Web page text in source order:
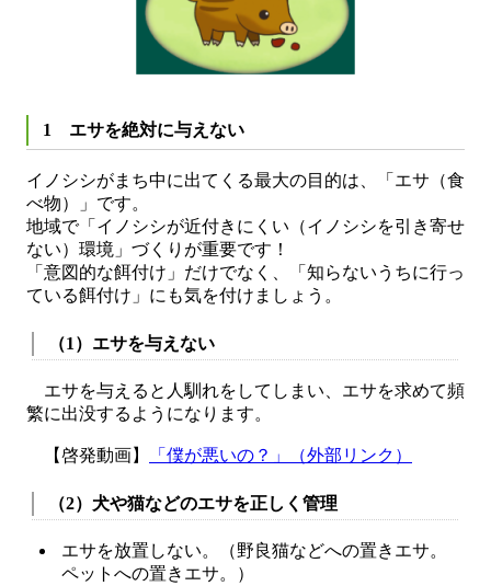
1 エサを絶対に与えない
イノシシがまち中に出てくる最大の目的は、「エサ（食
べ物）」です。
地域で「イノシシが近付きにくい（イノシシを引き寄せ
ない）環境」づくりが重要です！
「意図的な餌付け」だけでなく、「知らないうちに行っ
ている餌付け」にも気を付けましょう。
（1）エサを与えない
エサを与えると人馴れをしてしまい、エサを求めて頻
繁に出没するようになります。
【啓発動画】 「僕が悪いの？」（外部リンク）
（2）犬や猫などのエサを正しく管理
エサを放置しない。（野良猫などへの置きエサ。
ペットへの置きエサ。）